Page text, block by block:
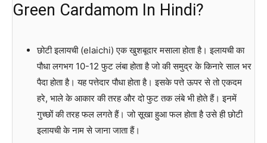
Green Cardamom In Hindi?
छोटी इलायची (elaichi) एक खुशबूदार मसाला होता है। इलायची का
पौधा लगभग 10-12 फुट लंबा होता है जो की समुद्र के किनारे साल भर
पैदा होता है। यह पत्तेदार पौधा होता है। इसके पत्ते ऊपर से तो एकदम
हरे, भाले के आकार की तरह और दो फुट तक लंबे भी होते हैं। इनमें
गुच्छों की तरह फल लगते हैं। जो सूखा हुआ फल होता है उसे ही छोटी
इलायची के नाम से जाना जाता हैं।